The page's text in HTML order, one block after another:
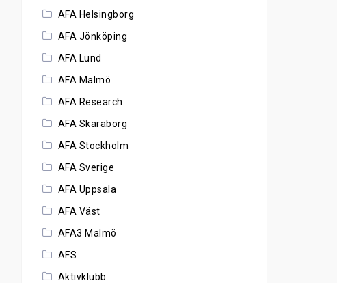
AFA Helsingborg
AFA Jönköping
AFA Lund
AFA Malmö
AFA Research
AFA Skaraborg
AFA Stockholm
AFA Sverige
AFA Uppsala
AFA Väst
AFA3 Malmö
AFS
Aktivklubb